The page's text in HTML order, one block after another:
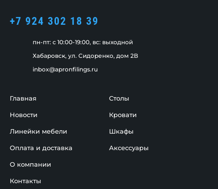
+7 924 302 18 39
пн-пт: c 10:00-19:00, вс: выходной
Хабаровск, ул. Сидоренко, дом 2В
inbox@apronfilings.ru
Главная
Новости
Линейки мебели
Оплата и доставка
О компании
Контакты
Столы
Кровати
Шкафы
Аксессуары